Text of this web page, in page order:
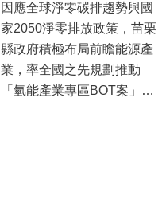
因應全球淨零碳排趨勢與國
家2050淨零排放政策，苗栗
縣政府積極布局前瞻能源產
業，率全國之先規劃推動
「氫能產業專區BOT案」，